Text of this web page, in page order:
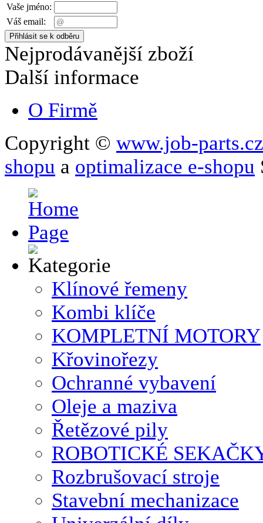
Vaše jméno:
Váš email:
Nejprodávanější zboží
Další informace
O Firmě
Copyright © www.job-parts.cz
shopu a optimalizace e-shopu
Klínové řemeny
Kombi klíče
KOMPLETNÍ MOTORY
Křovinořezy
Ochranné vybavení
Oleje a maziva
Řetězové pily
ROBOTICKÉ
Rozbrušovací stroje
Stavební mechanizace